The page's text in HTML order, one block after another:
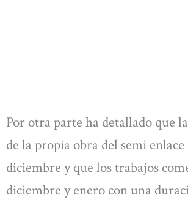
Por otra parte ha detallado que
de la propia obra del semi enlace
diciembre y que los trabajos
diciembre y enero con una